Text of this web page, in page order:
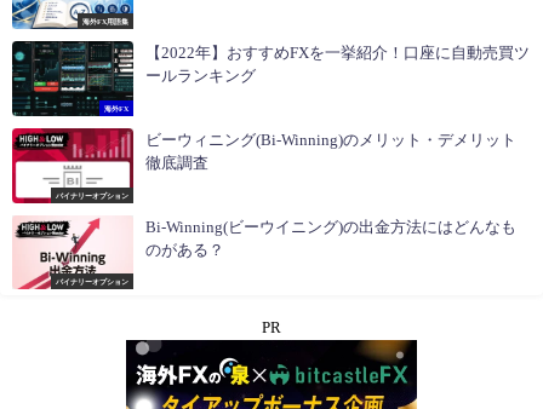
海外FX用語集
海外FX
【2022年】おすすめFXを一挙紹介！口座に自動売買ツ
ールランキング
バイナリーオプション
ビーウィニング(Bi-Winning)のメリット・デメリット
徹底調査
バイナリーオプション
Bi-Winning(ビーウイニング)の出金方法にはどんなも
のがある？
PR